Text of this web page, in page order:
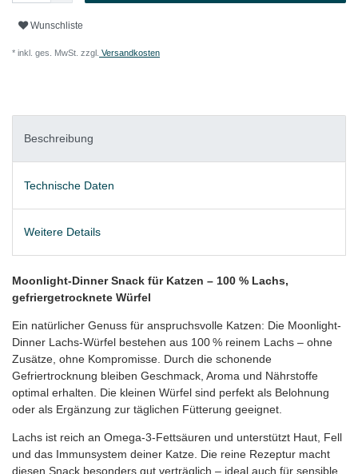
Wunschliste
* inkl. ges. MwSt. zzgl. Versandkosten
Beschreibung
Technische Daten
Weitere Details
Moonlight-Dinner Snack für Katzen – 100 % Lachs,
gefriergetrocknete Würfel
Ein natürlicher Genuss für anspruchsvolle Katzen: Die Moonlight-
Dinner Lachs-Würfel bestehen aus 100 % reinem Lachs – ohne
Zusätze, ohne Kompromisse. Durch die schonende
Gefriertrocknung bleiben Geschmack, Aroma und Nährstoffe
optimal erhalten. Die kleinen Würfel sind perfekt als Belohnung
oder als Ergänzung zur täglichen Fütterung geeignet.
Lachs ist reich an Omega-3-Fettsäuren und unterstützt Haut, Fell
und das Immunsystem deiner Katze. Die reine Rezeptur macht
diesen Snack besonders gut verträglich – ideal auch für sensible